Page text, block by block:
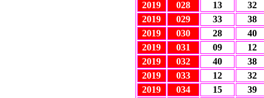
2019
028 13
32
2019
029 33
38
2019
030 28
40
2019
031 09
12
2019
032 40
38
2019
033 12
32
2019
034 15
39